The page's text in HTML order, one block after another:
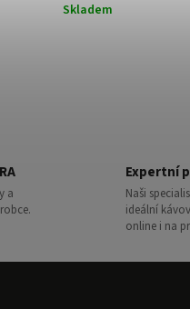
Skladem
a
Expertní
Naši
ideální
online i na